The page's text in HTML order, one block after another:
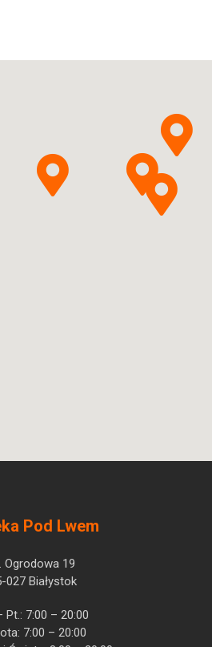
Pod Lwem
Ogrodowa 19
027 Białystok
Pt.: 7:00 – 20:00
7:00 – 20:00